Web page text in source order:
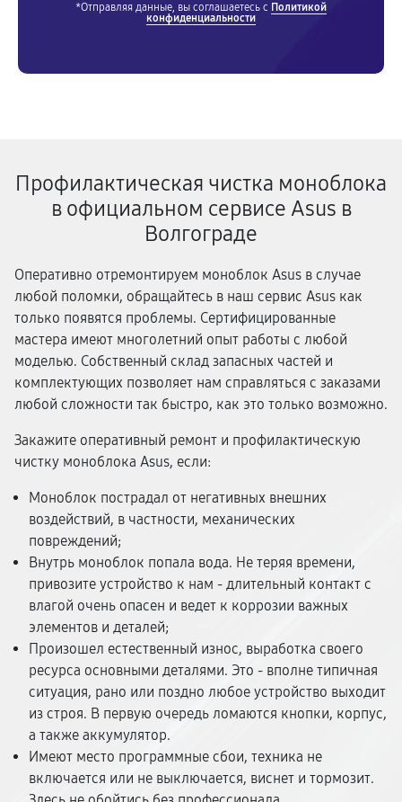
*Отправляя данные, вы соглашаетесь с Политикой
конфиденциальности
Профилактическая чистка моноблока
в официальном сервисе Asus в
Волгограде
Оперативно отремонтируем моноблок Asus в случае
любой поломки, обращайтесь в наш сервис Asus как
только появятся проблемы. Сертифицированные
мастера имеют многолетний опыт работы с любой
моделью. Собственный склад запасных частей и
комплектующих позволяет нам справляться с заказами
любой сложности так быстро, как это только возможно.
Закажите оперативный ремонт и профилактическую
чистку моноблока Asus, если:
Моноблок пострадал от негативных внешних
воздействий, в частности, механических
повреждений;
Внутрь моноблок попала вода. Не теряя времени,
привозите устройство к нам - длительный контакт с
влагой очень опасен и ведет к коррозии важных
элементов и деталей;
Произошел естественный износ, выработка своего
ресурса основными деталями. Это - вполне типичная
ситуация, рано или поздно любое устройство выходит
из строя. В первую очередь ломаются кнопки, корпус,
а также аккумулятор.
Имеют место программные сбои, техника не
включается или не выключается, виснет и тормозит.